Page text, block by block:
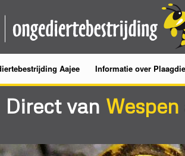
Aajee Informatie over
Direct van Wespen